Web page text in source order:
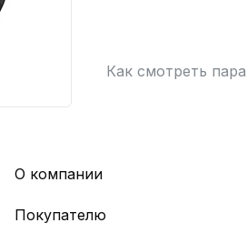
Как смотреть
О компании
Покупателю